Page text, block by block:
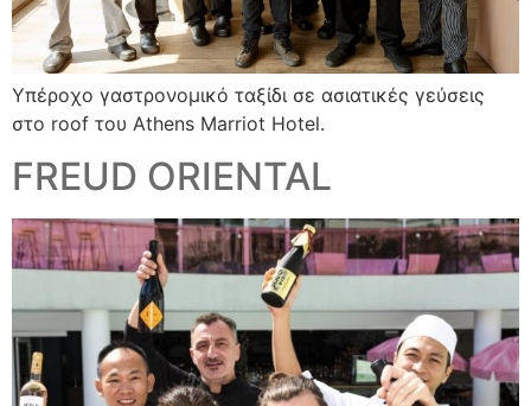
Yπέροχο γαστρονομικό ταξίδι σε ασιατικές γεύσεις
στο roof του Αthens Marriot Hotel.
FREUD ORIENTAL